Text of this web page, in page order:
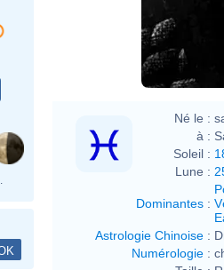
Né le :
à :
Soleil :
Lune :
Dominantes :
Astrologie Chinoise :
Numérologie :